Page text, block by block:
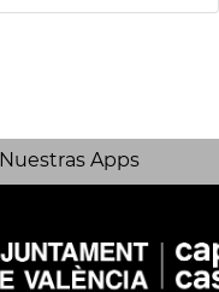
Nuestras Apps